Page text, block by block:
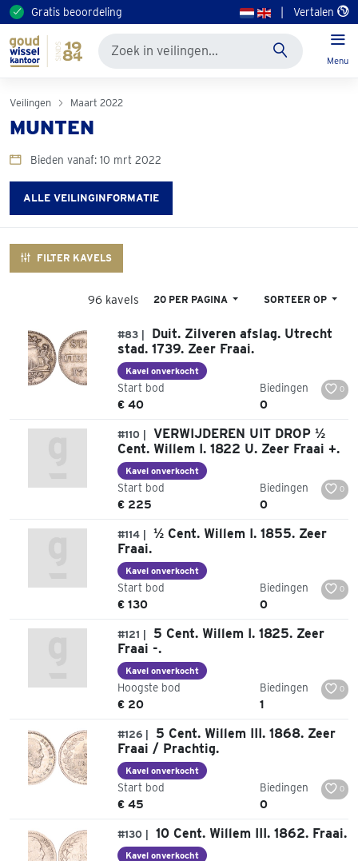
Gratis beoordeling Vertalen
Menu
Veilingen Maart 2022
MUNTEN
Bieden vanaf: 10 mrt 2022
ALLE VEILINGINFORMATIE
FILTER KAVELS
96 kavels 20 PER PAGINA SORTEER OP
#83 |
Duit. Zilveren afslag. Utrecht
stad. 1739. Zeer Fraai.
Kavel onverkocht
Start bod
€ 40
Biedingen
0
0
#110 |
VERWIJDEREN UIT DROP ½
Cent. Willem I. 1822 U. Zeer Fraai +.
Kavel onverkocht
Start bod
€ 225
Biedingen
0
0
#114 |
½ Cent. Willem I. 1855. Zeer
Fraai.
Kavel onverkocht
Start bod
€ 130
Biedingen
0
0
#121 |
5 Cent. Willem I. 1825. Zeer
Fraai -.
Kavel onverkocht
Hoogste bod
€ 20
Biedingen
1
0
#126 |
5 Cent. Willem III. 1868. Zeer
Fraai / Prachtig.
Kavel onverkocht
Start bod
€ 45
Biedingen
0
0
#130 | 10 Cent. Willem III. 1862. Fraai.
Kavel onverkocht